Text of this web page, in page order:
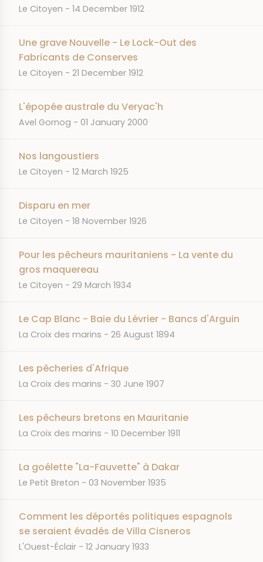
JOURNAL
Le Citoyen DATE
14 December 1912
Une grave Nouvelle - Le Lock-Out des
Fabricants de Conserves
JOURNAL
Le Citoyen DATE
21 December 1912
L'épopée australe du Veryac'h
JOURNAL
Avel Gornog DATE
01 January 2000
Nos langoustiers
JOURNAL
Le Citoyen DATE
12 March 1925
Disparu en mer
JOURNAL
Le Citoyen DATE
18 November 1926
Pour les pêcheurs mauritaniens - La vente du
gros maquereau
JOURNAL
Le Citoyen DATE
29 March 1934
Le Cap Blanc - Baie du Lévrier - Bancs d'Arguin
JOURNAL
La Croix des marins DATE
26 August 1894
Les pêcheries d'Afrique
JOURNAL
La Croix des marins DATE
30 June 1907
Les pêcheurs bretons en Mauritanie
JOURNAL
La Croix des marins DATE
10 December 1911
La goélette "La-Fauvette" à Dakar
JOURNAL
Le Petit Breton DATE
03 November 1935
Comment les déportés politiques espagnols
se seraient évadés de Villa Cisneros
JOURNAL
L'Ouest-Éclair DATE
12 January 1933